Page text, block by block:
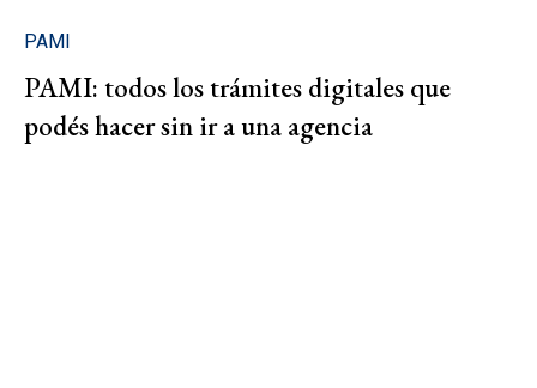
PAMI
PAMI: todos los trámites digitales que
podés hacer sin ir a una agencia